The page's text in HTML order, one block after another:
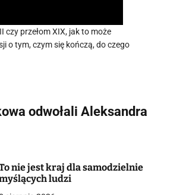
przełom XIX, jak to może
o tym, czym się kończą, do czego
odwołali Aleksandra
nie jest kraj dla samodzielnie
ludzi